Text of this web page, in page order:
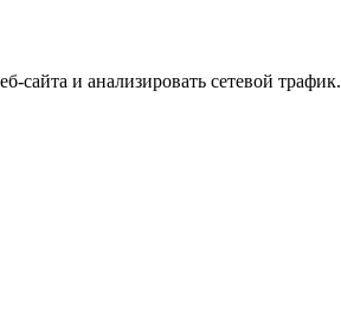
и анализировать сетевой трафик.